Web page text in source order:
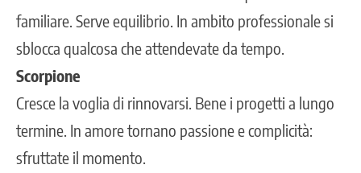
familiare. Serve equilibrio. In ambito professionale si
sblocca qualcosa che attendevate da tempo.
Scorpione
Cresce la voglia di rinnovarsi. Bene i progetti a lungo
termine. In amore tornano passione e complicità:
sfruttate il momento.